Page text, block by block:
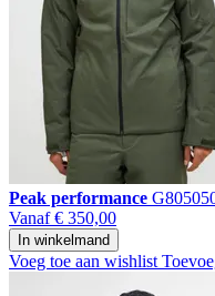
Peak performance
Vanaf € 350,00
In winkelmand
Voeg toe aan wishlist